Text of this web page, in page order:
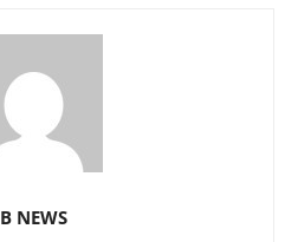
B NEWS